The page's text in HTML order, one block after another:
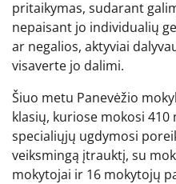
pritaikymas, sudarant
nepaisant jo individualių
ar negalios, aktyviai
visaverte jo dalimi.
Šiuo metu Panevėžio
klasių, kuriose mokosi
specialiųjų ugdymosi
veiksmingą įtrauktį, su
mokytojai ir 16 mokytojų